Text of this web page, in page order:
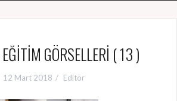
GÖRSELLERİ ( 13 )
12 Mart 2018 Editör